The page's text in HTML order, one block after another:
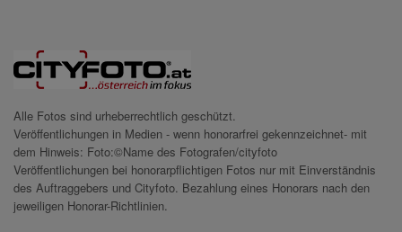
Alle Fotos sind urheberrechtlich geschützt.
Veröffentlichungen in Medien - wenn honorarfrei gekennzeichnet- mit
dem Hinweis: Foto:©Name des Fotografen/cityfoto
Veröffentlichungen bei honorarpflichtigen Fotos nur mit Einverständnis
des Auftraggebers und Cityfoto. Bezahlung eines Honorars nach den
jeweiligen Honorar-Richtlinien.